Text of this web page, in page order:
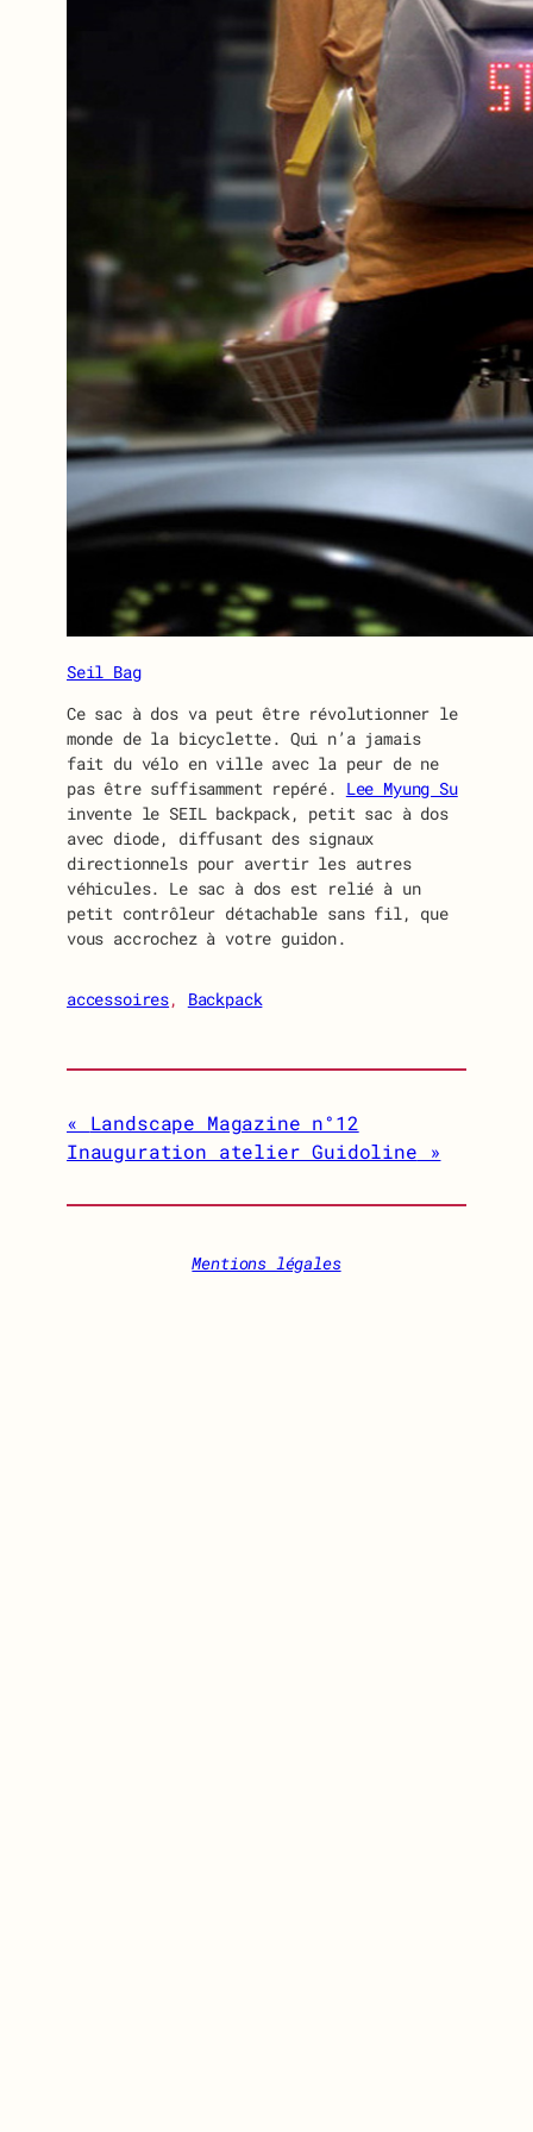
Seil Bag
Ce sac à dos va peut être révolutionner le
monde de la bicyclette. Qui n’a jamais
fait du vélo en ville avec la peur de ne
pas être suffisamment repéré. Lee Myung Su
invente le SEIL backpack, petit sac à dos
avec diode, diffusant des signaux
directionnels pour avertir les autres
véhicules. Le sac à dos est relié à un
petit contrôleur détachable sans fil, que
vous accrochez à votre guidon.
accessoires, Backpack
Landscape Magazine n°12
Inauguration atelier Guidoline
Mentions légales